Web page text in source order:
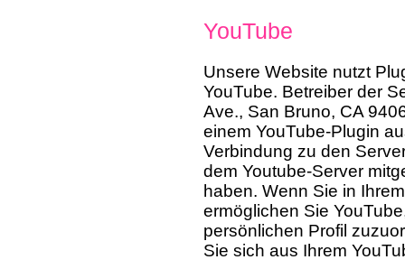
YouTube
Unsere Website nutzt
YouTube. Betreiber der
Ave., San Bruno, CA
einem YouTube-Plugin
Verbindung zu den
dem Youtube-Server
haben. Wenn Sie in
ermöglichen Sie
persönlichen Profil
Sie sich aus Ihrem